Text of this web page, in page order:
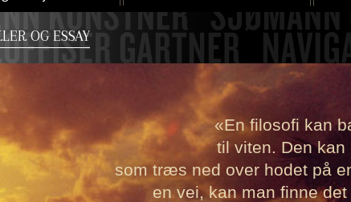
OG ESSAY
«En filosofi kan
til viten. Den
som træs ned over hodet på
en vei, kan man finne